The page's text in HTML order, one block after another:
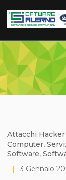
Attacchi
Computer,
Software,
|
3 Gennaio